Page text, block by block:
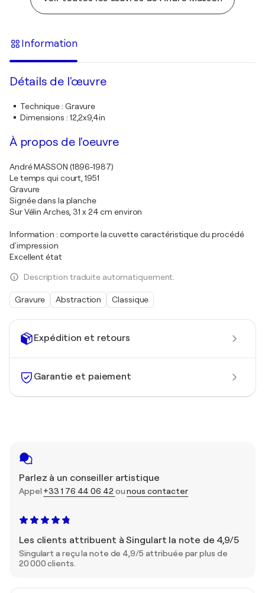
Expédition et retours
Garantie et paiement
Parlez à un conseiller artistique
Appel +33 1 76 44 06 42 ounous contacter
Les clients attribuent à Singulart la note de 4,9/5
Singulart a reçu la note de 4,9/5 attribuée par plus de
20 000 clients.
Information
Détails de l'œuvre
Technique: Gravure
Dimensions : 12,2x9,4in
À propos de l'oeuvre
André MASSON (1896-1987)
Le temps qui court, 1951
Gravure
Signée dans la planche
Sur Vélin Arches, 31 x 24 cm environ
Information : comporte la cuvette caractéristique du procédé
d'impression
Excellent état
Description traduite automatiquement.
Gravure Abstraction Classique